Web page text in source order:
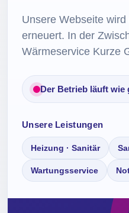
Unsere Webseite
erneuert. In der
Wärmeservice Kurze
Der Betrieb läuft wie
Unsere Leistungen
Heizung · Sanitär
Wartungsservice